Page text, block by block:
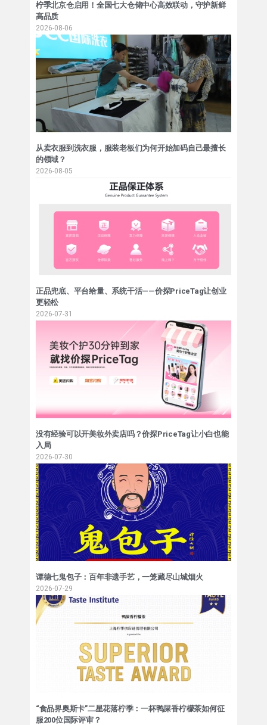
柠季北京仓启用！全国七大仓储中心高效联动，守护新鲜
高品质
2026-08-06
从卖衣服到洗衣服，服装老板们为何开始加码自己最擅长
的领域？
2026-08-05
正品兜底、平台给量、系统干活——价探PriceTag让创业
更轻松
2026-07-31
没有经验可以开美妆外卖店吗？价探PriceTag让小白也能
入局
2026-07-30
谭德七鬼包子：百年非遗手艺，一笼藏尽山城烟火
2026-07-29
“食品界奥斯卡”二星花落柠季：一杯鸭屎香柠檬茶如何征
服200位国际评审？